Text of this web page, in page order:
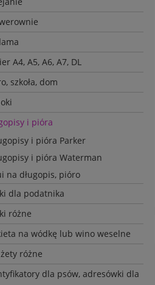
A4, A5, A6, A7, DL
szkoła, dom
i pióra
i pióra Parker
i pióra Waterman
na długopis, pióro
dla podatnika
różne
na wódkę lub wino weselne
różne
dla psów, adresówki dla